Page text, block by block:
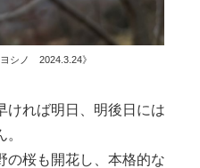
シノ 2024.3.24》
ければ明日、明後日には
の桜も開花し、本格的な